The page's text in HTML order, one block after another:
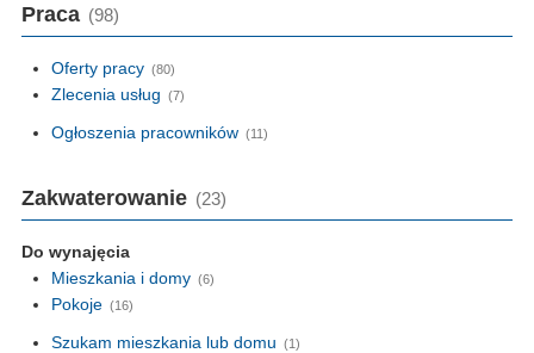
Praca (98)
Oferty pracy (80)
Zlecenia usług (7)
Ogłoszenia pracowników (11)
Zakwaterowanie (23)
Do wynajęcia
Mieszkania i domy (6)
Pokoje (16)
Szukam mieszkania lub domu (1)